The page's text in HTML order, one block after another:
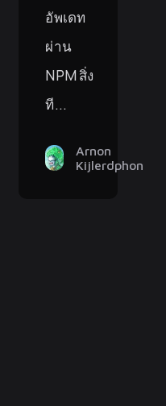
อัพเดท
ผ่าน
NPM สิ่ง
ที...
Arnon
Kijlerdphon